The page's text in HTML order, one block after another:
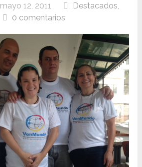
mayo 12, 2011 Destacados,
0 comentarios